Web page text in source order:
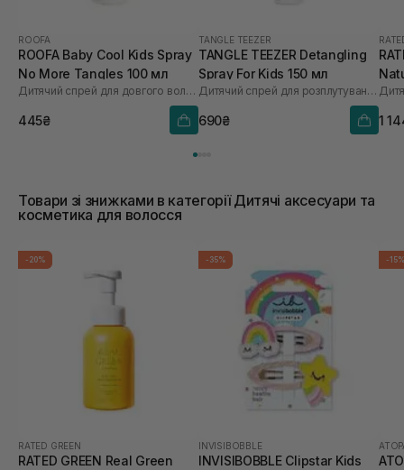
ROOFA
ROOFA Baby Cool Kids Spray
No More Tangles 100 мл
Дитячий спрей для довгого волосся
445₴
TANGLE TEEZER
TANGLE TEEZER Detangling
Spray For Kids 150 мл
Дитячий спрей для розплутування волосся
690₴
мл
1
Товари зі знижками в категорії Дитячі аксесуари та
косметика для волосся
-20%
RATED GREEN
RATED GREEN Real Green
-35%
INVISIBOBBLE
INVISIBOBBLE Clipstar Kids
-